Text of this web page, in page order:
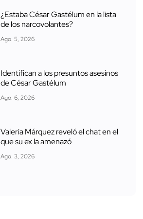
¿Estaba César Gastélum en la lista
de los narcovolantes?
Ago. 5, 2026
Identifican a los presuntos asesinos
de César Gastélum
Ago. 6, 2026
Valeria Márquez reveló el chat en el
que su ex la amenazó
Ago. 3, 2026